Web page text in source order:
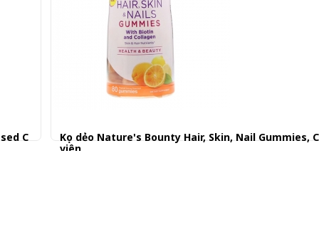
C
Kẹo dẻo Nature's Bounty Hair, Skin, Nail Gummies,
viên